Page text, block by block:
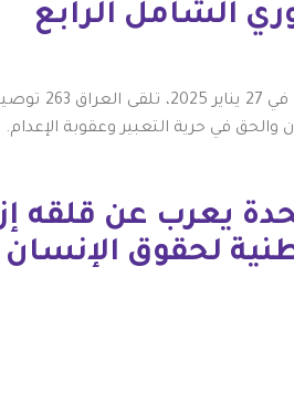
الشامل الرابع
في حرية التعبير وعقوبة الإعدام.
يعرب عن قلقه
لحقوق الإنسان